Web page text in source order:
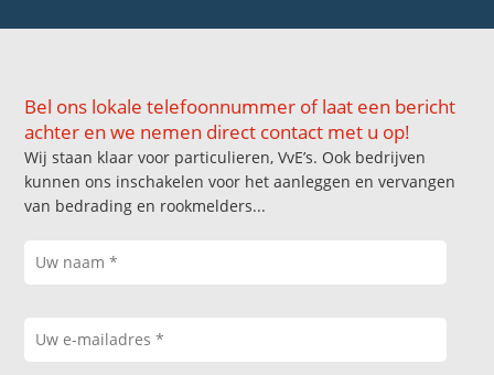
Bel ons lokale telefoonnummer of laat een bericht
achter en we nemen direct contact met u op!
Wij staan klaar voor particulieren, VvE’s. Ook bedrijven
kunnen ons inschakelen voor het aanleggen en vervangen
van bedrading en rookmelders...